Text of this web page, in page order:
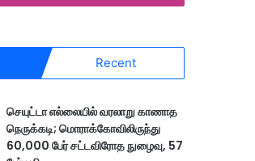
Recent
செயுட்டா எல்லையில் வரலாறு காணாத
நெருக்கடி; மொராக்கோவிலிருந்து
60,000 பேர் சட்டவிரோத நுழைவு, 57